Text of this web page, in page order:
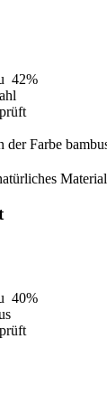
42%
Material
40%